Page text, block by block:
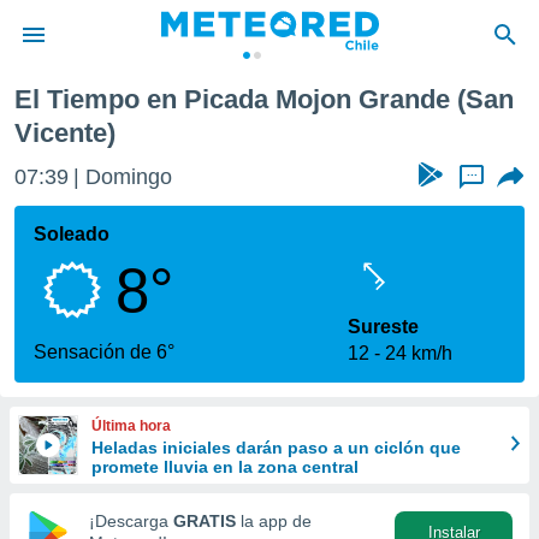
de
para
la
calidad.
a este
forma
digital
El Tiempo en Picada Mojon Grande (San
Vicente)
07:39 Domingo ...
Soleado
8°
Sensación de 6°
Sureste
12
24 km/h
Última hora
Heladas iniciales darán paso a un ciclón que
promete lluvia en la zona central
¡Descarga GRATIS la app de
Instalar